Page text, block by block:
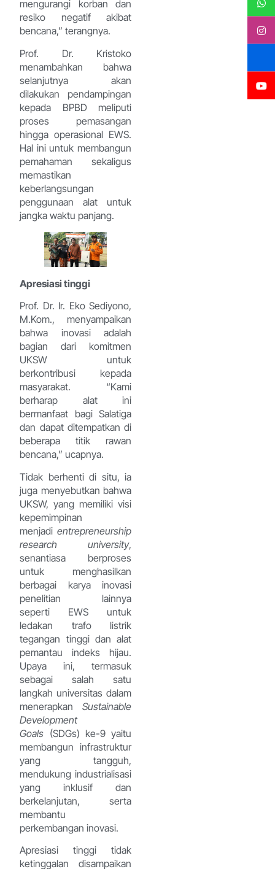
mengurangi korban dan
resiko negatif akibat
bencana,” terangnya.
Prof. Dr. Kristoko
menambahkan bahwa
selanjutnya akan
dilakukan pendampingan
kepada BPBD meliputi
proses pemasangan
hingga operasional EWS.
Hal ini untuk membangun
pemahaman sekaligus
memastikan
keberlangsungan
penggunaan alat untuk
jangka waktu panjang.
Apresiasi tinggi
Prof. Dr. Ir. Eko Sediyono,
M.Kom., menyampaikan
bahwa inovasi adalah
bagian dari komitmen
UKSW untuk
berkontribusi kepada
masyarakat. “Kami
berharap alat ini
bermanfaat bagi Salatiga
dan dapat ditempatkan di
beberapa titik rawan
bencana,” ucapnya.
Tidak berhenti di situ, ia
juga menyebutkan bahwa
UKSW, yang memiliki visi
kepemimpinan
menjadi entrepreneurship
research university,
senantiasa berproses
untuk menghasilkan
berbagai karya inovasi
penelitian lainnya
seperti EWS untuk
ledakan trafo listrik
tegangan tinggi dan alat
pemantau indeks hijau.
Upaya ini, termasuk
sebagai salah satu
langkah universitas dalam
menerapkan Sustainable
Development
Goals (SDGs) ke-9 yaitu
membangun infrastruktur
yang tangguh,
mendukung industrialisasi
yang inklusif dan
berkelanjutan, serta
membantu
perkembangan inovasi.
Apresiasi tinggi tidak
ketinggalan disampaikan